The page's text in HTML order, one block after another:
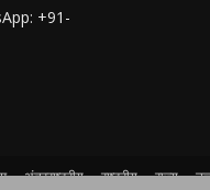
+91-
अंतरराष्ट्रीय राष्ट्रीय राज्य